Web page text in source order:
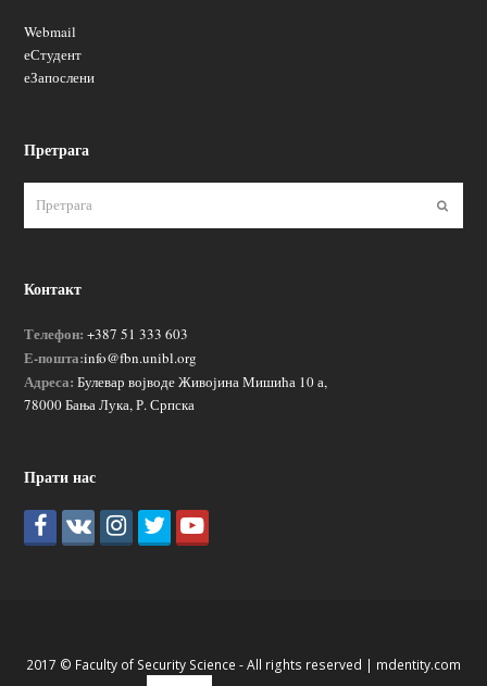
Webmail
еСтудент
еЗапослени
Претрага
Контакт
Телефон: +387 51 333 603
Е-пошта:info@fbn.unibl.org
Адреса: Булевар војводе Живојина Мишића 10 а,
78000 Бања Лука, Р. Српска
Прати нас
2017 © Faculty of Security Science - All rights reserved | mdentity.com